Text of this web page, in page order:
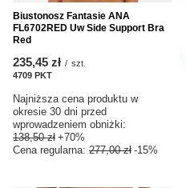
Biustonosz Fantasie ANA
FL6702RED Uw Side Support Bra
Red
235,45 zł / szt.
4709 PKT
Najniższa cena produktu w
okresie 30 dni przed
wprowadzeniem obniżki:
138,50 zł +70%
Cena regularna: 277,00 zł -15%